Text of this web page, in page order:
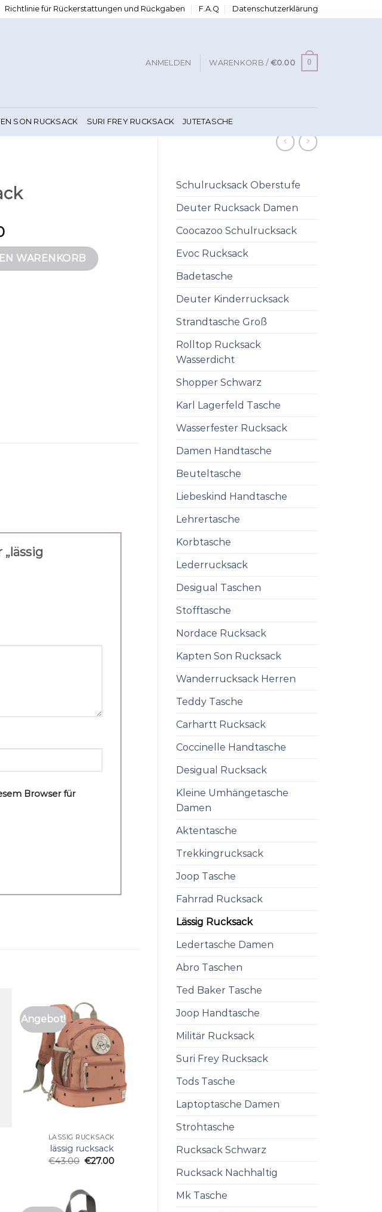
Richtlinie für Rückerstattungen und Rückgaben F.A.Q Datenschutzerklärung
ANMELDEN WARENKORB / €0.00 0
SON RUCKSACK SURI FREY RUCKSACK JUTETASCHE
Schulrucksack Oberstufe
Deuter Rucksack Damen
Coocazoo Schulrucksack
Evoc Rucksack
Badetasche
Deuter Kinderrucksack
Strandtasche Groß
Rolltop Rucksack
Wasserdicht
Shopper Schwarz
Karl Lagerfeld Tasche
Wasserfester Rucksack
Damen Handtasche
Beuteltasche
Liebeskind Handtasche
Lehrertasche
Korbtasche
Lederrucksack
Desigual Taschen
Stofftasche
Nordace Rucksack
Kapten Son Rucksack
Wanderrucksack Herren
Teddy Tasche
Carhartt Rucksack
Coccinelle Handtasche
Desigual Rucksack
Kleine Umhängetasche
Damen
Aktentasche
Trekkingrucksack
Joop Tasche
Fahrrad Rucksack
Lässig Rucksack
Ledertasche Damen
Abro Taschen
Ted Baker Tasche
Joop Handtasche
Militär Rucksack
Suri Frey Rucksack
Tods Tasche
Laptoptasche Damen
Strohtasche
Rucksack Schwarz
Rucksack Nachhaltig
Mk Tasche
WARENKORB
Browser für
Angebot!
LÄSSIG RUCKSACK
lässig rucksack
€43.00 €27.00